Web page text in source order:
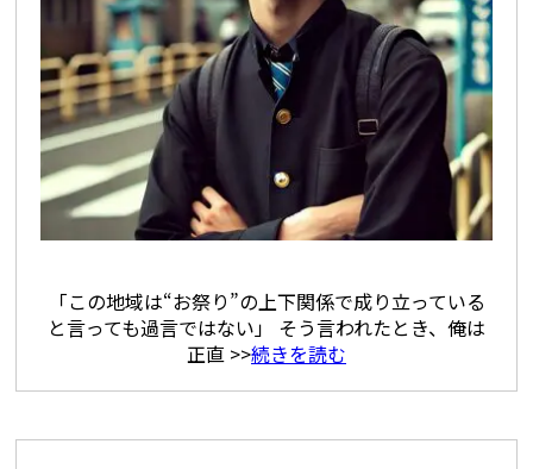
「この地域は“お祭り”の上下関係で成り立っている
と言っても過言ではない」 そう言われたとき、俺は
正直 >>続きを読む